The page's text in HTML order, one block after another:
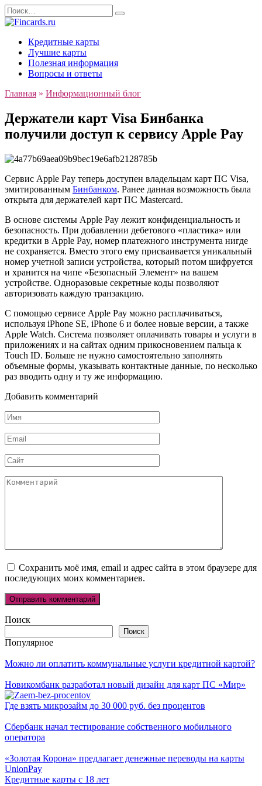
Перейти
к
Search
for:
Кредитные карты
Лучшие карты
Полезная информация
Вопросы и ответы
Главная » Информационный блог
Держатели карт Visa Бинбанка
получили доступ к сервису Apple Pay
Сервис Apple Pay теперь доступен владельцам карт ПС Visa,
эмитированным Бинбанком. Ранее данная возможность была
открыта для держателей карт ПС Mastercard.
В основе системы Apple Pay лежит конфиденциальность и
безопасность. При добавлении дебетового «пластика» или
кредитки в Apple Pay, номер платежного инструмента нигде
не сохраняется. Вместо этого ему присваивается уникальный
номер учетной записи устройства, который потом шифруется
и хранится на чипе «Безопасный Элемент» на вашем
устройстве. Одноразовые секретные коды позволяют
авторизовать каждую транзакцию.
С помощью сервисе Apple Pay можно расплачиваться,
используя iPhone SE, iPhone 6 и более новые версии, а также
Apple Watch. Система позволяет оплачивать товары и услуги в
приложениях и на сайтах одним прикосновением пальца к
Touch ID. Больше не нужно самостоятельно заполнять
объемные формы, указывать контактные данные, по несколько
раз вводить одну и ту же информацию.
Добавить комментарий
Имя
*
Email
*
Сайт
Комментарий
Сохранить моё имя, email и адрес сайта в этом браузере для
последующих моих комментариев.
Поиск
Поиск
Популярное
Можно ли оплатить коммунальные услуги кредитной картой?
Новикомбанк разработал новый дизайн для карт ПС «Мир»
Где взять микрозайм до 30 000 руб. без процентов
Сбербанк начал тестирование собственного мобильного
оператора
«Золотая Корона» предлагает денежные переводы на карты
UnionPay
Кредитные карты с 18 лет